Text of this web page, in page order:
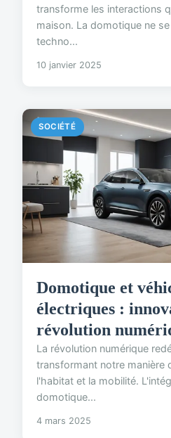
transforme les interactions
maison. La domotique ne
techno...
10 janvier 2025
SOCIÉTÉ
Domotique et
électriques :
révolution
La révolution numérique
transformant notre manière
l'habitat et la mobilité.
domotique...
4 mars 2025